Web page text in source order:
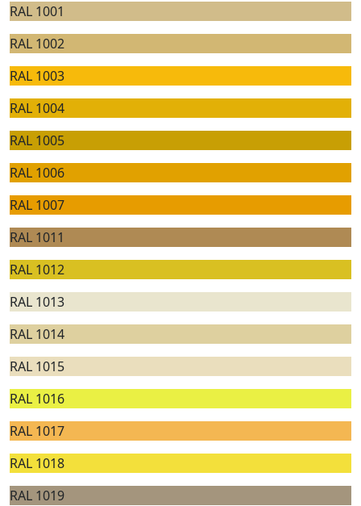
RAL 1001
RAL 1002
RAL 1003
RAL 1004
RAL 1005
RAL 1006
RAL 1007
RAL 1011
RAL 1012
RAL 1013
RAL 1014
RAL 1015
RAL 1016
RAL 1017
RAL 1018
RAL 1019